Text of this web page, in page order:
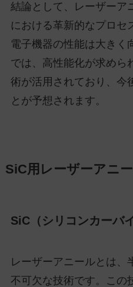
結論として、レーザーア
における革新的なプロセ
電子機器の性能は大きく
では、高性能化が求めら
術が活用されており、今
とが予想されます。
SiC用レーザーアニ
SiC（シリコンカーバ
レーザーアニールとは、
不可欠な技術です。この